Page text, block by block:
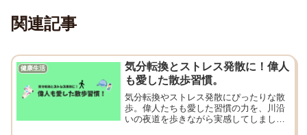
関連記事
健康生活
気分転換とストレス発散に！偉人
も愛した散歩習慣。
気分転換やストレス発散にぴったりな散
歩。偉人たちも愛した習慣の力を、川沿
いの夜道を歩きながら実感してしまし